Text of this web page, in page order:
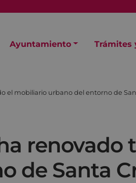
Ayuntamiento Trámites
el mobiliario urbano del entorno de
renovado
de Santa